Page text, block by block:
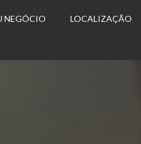
NEGÓCIO LOCALIZAÇÃO